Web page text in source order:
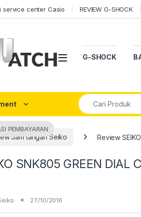
service center Casio REVIEW G-SHOCK
Open G-SHOCK
Search for:
Jam tangan Seiko Review
SNK805 GREEN
27/10/2016
PEMBAYARAN